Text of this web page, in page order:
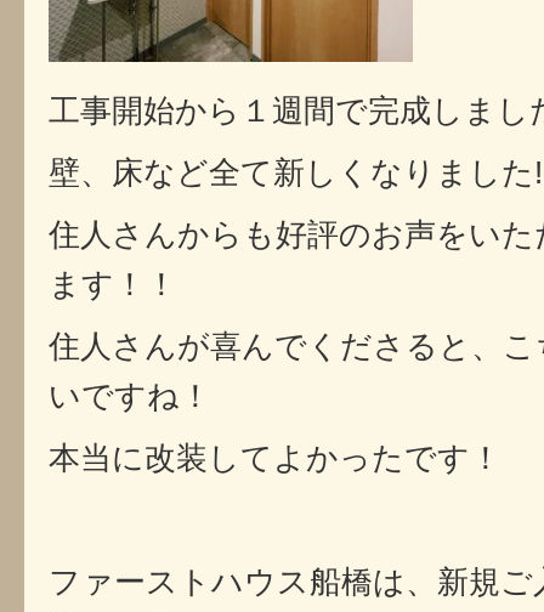
工事開始から１週間で完成しまし
壁、床など全て新しくなりました
住人さんからも好評のお声をい
ます！！
住人さんが喜んでくださると、
いですね！
本当に改装してよかったです！
ファーストハウス船橋は、新規ご